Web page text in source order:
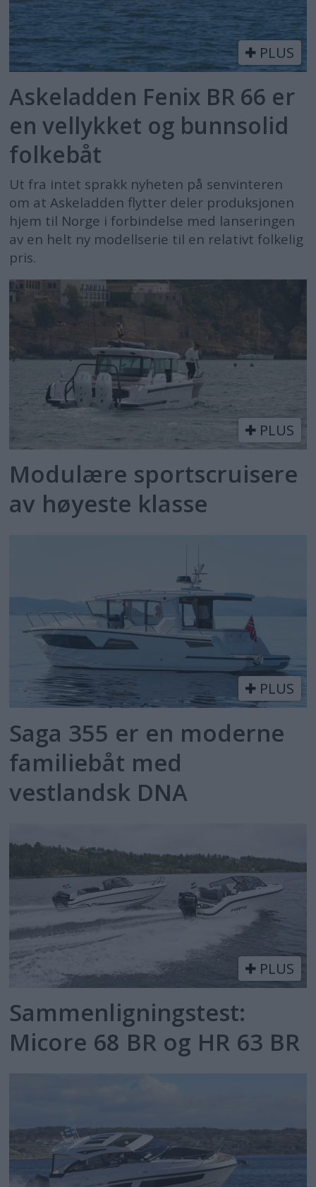
PLUS
Askeladden Fenix BR 66 er
en vellykket og bunnsolid
folkebåt
Ut fra intet sprakk nyheten på senvinteren
om at Askeladden flytter deler produksjonen
hjem til Norge i forbindelse med lanseringen
av en helt ny modellserie til en relativt folkelig
pris.
PLUS
Modulære sportscruisere
av høyeste klasse
PLUS
Saga 355 er en moderne
familiebåt med
vestlandsk DNA
PLUS
Sammenligningstest:
Micore 68 BR og HR 63 BR